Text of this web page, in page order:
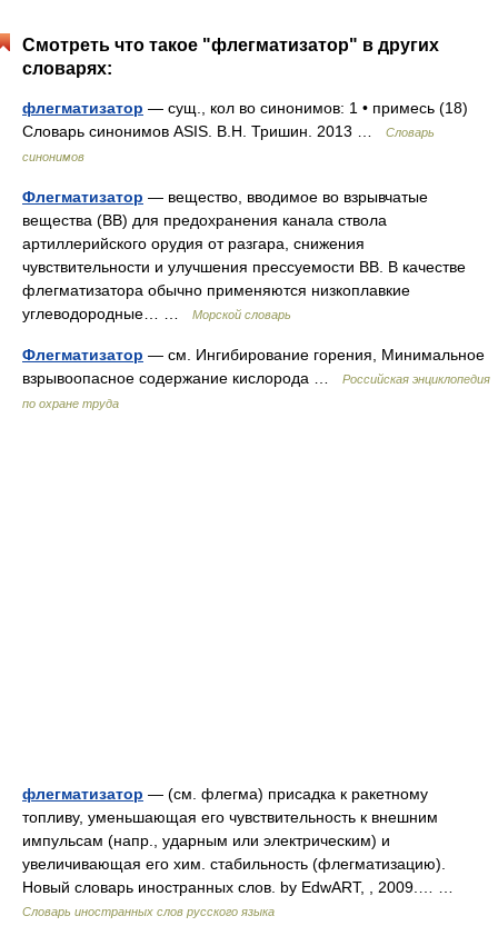
Смотреть что такое "флегматизатор" в других
словарях:
флегматизатор — сущ., кол во синонимов: 1 • примесь (18)
Словарь синонимов ASIS. В.Н. Тришин. 2013 …
Словарь
синонимов
Флегматизатор — вещество, вводимое во взрывчатые
вещества (ВВ) для предохранения канала ствола
артиллерийского орудия от разгара, снижения
чувствительности и улучшения прессуемости ВВ. В качестве
флегматизатора обычно применяются низкоплавкие
углеводородные… …
Морской словарь
Флегматизатор — см. Ингибирование горения, Минимальное
взрывоопасное содержание кислорода …
Российская энциклопедия
по охране труда
флегматизатор — (см. флегма) присадка к ракетному
топливу, уменьшающая его чувствительность к внешним
импульсам (напр., ударным или электрическим) и
увеличивающая его хим. стабильность (флегматизацию).
Новый словарь иностранных слов. by EdwART, , 2009.… …
Словарь иностранных слов русского языка